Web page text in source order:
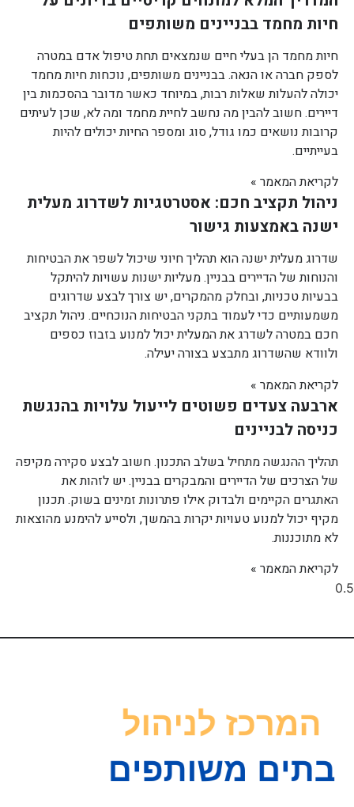
חיות מחמד בבניינים משותפים
חיות מחמד הן בעלי חיים שנמצאים תחת טיפול אדם במטרה
לספק חברה או הנאה. בבניינים משותפים, נוכחות חיות מחמד
יכולה להעלות שאלות רבות, במיוחד כאשר מדובר בהסכמות בין
דיירים. חשוב להבין מה נחשב לחיית מחמד ומה לא, שכן לעיתים
קרובות נושאים כמו גודל, סוג ומספר החיות יכולים להיות
בעייתיים.
לקריאת המאמר »
ניהול תקציב חכם: אסטרטגיות לשדרוג מעלית
ישנה באמצעות גישור
שדרוג מעלית ישנה הוא תהליך חיוני שיכול לשפר את הבטיחות
והנוחות של הדיירים בבניין. מעליות ישנות עשויות להיתקל
בבעיות טכניות, ובחלק מהמקרים, יש צורך לבצע שדרוגים
משמעותיים כדי לעמוד בתקני הבטיחות הנוכחיים. ניהול תקציב
חכם במטרה לשדרג את המעלית יכול למנוע בזבוז כספים
ולוודא שהשדרוג מתבצע בצורה יעילה.
לקריאת המאמר »
ארבעה צעדים פשוטים לייעול עלויות בהנגשת
כניסה לבניינים
תהליך ההנגשה מתחיל בשלב התכנון. חשוב לבצע סקירה מקיפה
של הצרכים של הדיירים והמבקרים בבניין. יש לזהות את
האתגרים הקיימים ולבדוק אילו פתרונות זמינים בשוק. תכנון
מקיף יכול למנוע טעויות יקרות בהמשך, ולסייע להימנע מהוצאות
לא מתוכננות.
לקריאת המאמר »